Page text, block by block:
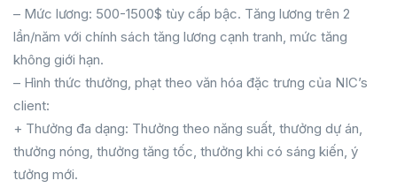
– Mức lương: 500-1500$ tùy cấp bậc. Tăng lương trên 2
lần/năm với chính sách tăng lương cạnh tranh, mức tăng
không giới hạn.
– Hình thức thưởng, phạt theo văn hóa đặc trưng của NIC’s
client:
+ Thưởng đa dạng: Thưởng theo năng suất, thưởng dự án,
thưởng nóng, thưởng tăng tốc, thưởng khi có sáng kiến, ý
tưởng mới.